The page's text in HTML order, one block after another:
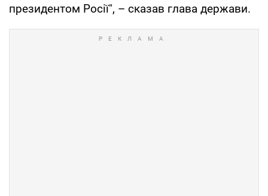
президентом Росії", – сказав глава держави.